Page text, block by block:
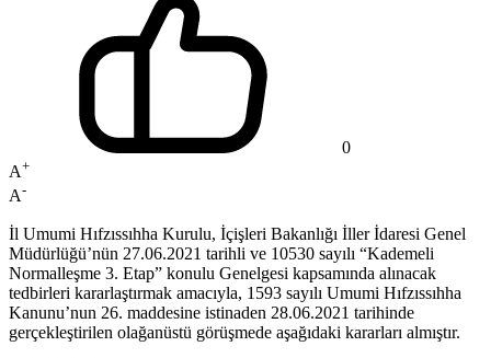
0
A+
A-
İl Umumi Hıfzıssıhha Kurulu, İçişleri Bakanlığı İller İdaresi Genel
Müdürlüğü’nün 27.06.2021 tarihli ve 10530 sayılı “Kademeli
Normalleşme 3. Etap” konulu Genelgesi kapsamında alınacak
tedbirleri kararlaştırmak amacıyla, 1593 sayılı Umumi Hıfzıssıhha
Kanunu’nun 26. maddesine istinaden 28.06.2021 tarihinde
gerçekleştirilen olağanüstü görüşmede aşağıdaki kararları almıştır.